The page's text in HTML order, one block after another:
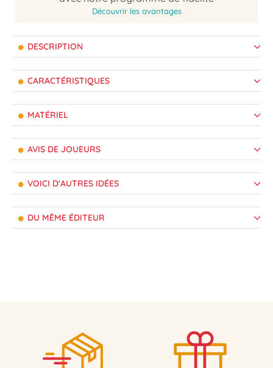
Découvrir les avantages
DESCRIPTION
CARACTÉRISTIQUES
MATÉRIEL
AVIS DE JOUEURS
VOICI D'AUTRES IDÉES
DU MÊME ÉDITEUR